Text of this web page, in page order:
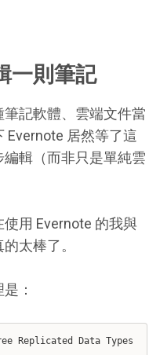
一則筆記
記軟體、雲端文件當
Evernote 居然等了這
輯（而非只是單純雲
用 Evernote 的我與
太棒了。
：
Replicated Data Types